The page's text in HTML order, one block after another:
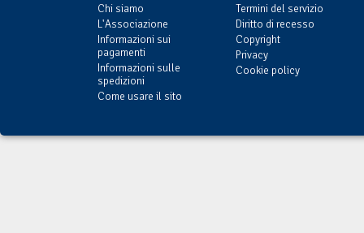
Chi siamo
L'Associazione
Informazioni sui
pagamenti
Informazioni sulle
spedizioni
Come usare il sito
Termini del servizio
Diritto di recesso
Copyright
Privacy
Cookie policy